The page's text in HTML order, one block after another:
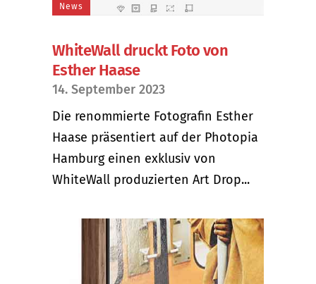
News
WhiteWall druckt Foto von
Esther Haase
14. September 2023
Die renommierte Fotografin Esther
Haase präsentiert auf der Photopia
Hamburg einen exklusiv von
WhiteWall produzierten Art Drop...